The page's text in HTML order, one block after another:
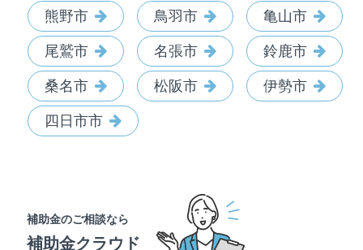
熊野市 鳥羽市 亀山市
尾鷲市 名張市 鈴鹿市
桑名市 松阪市 伊勢市
四日市市
補助金のご相談なら
補助金クラウド